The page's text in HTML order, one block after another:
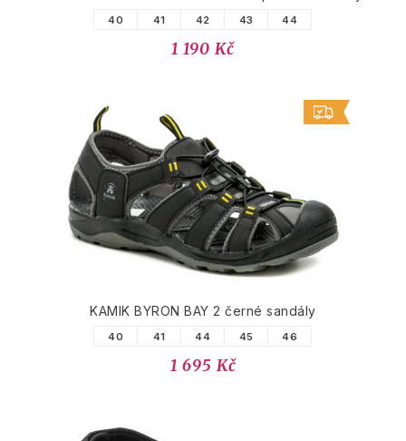
40 41 42 43 44
1 190 Kč
KAMIK BYRON BAY 2 černé sandály
40 41 44 45 46
1 695 Kč